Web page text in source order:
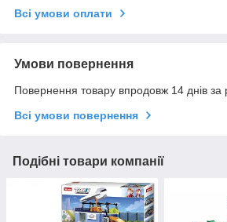
Всі умови оплати
Умови повернення
Повернення товару впродовж 14 днів за
Всі умови повернення
Подібні товари компанії